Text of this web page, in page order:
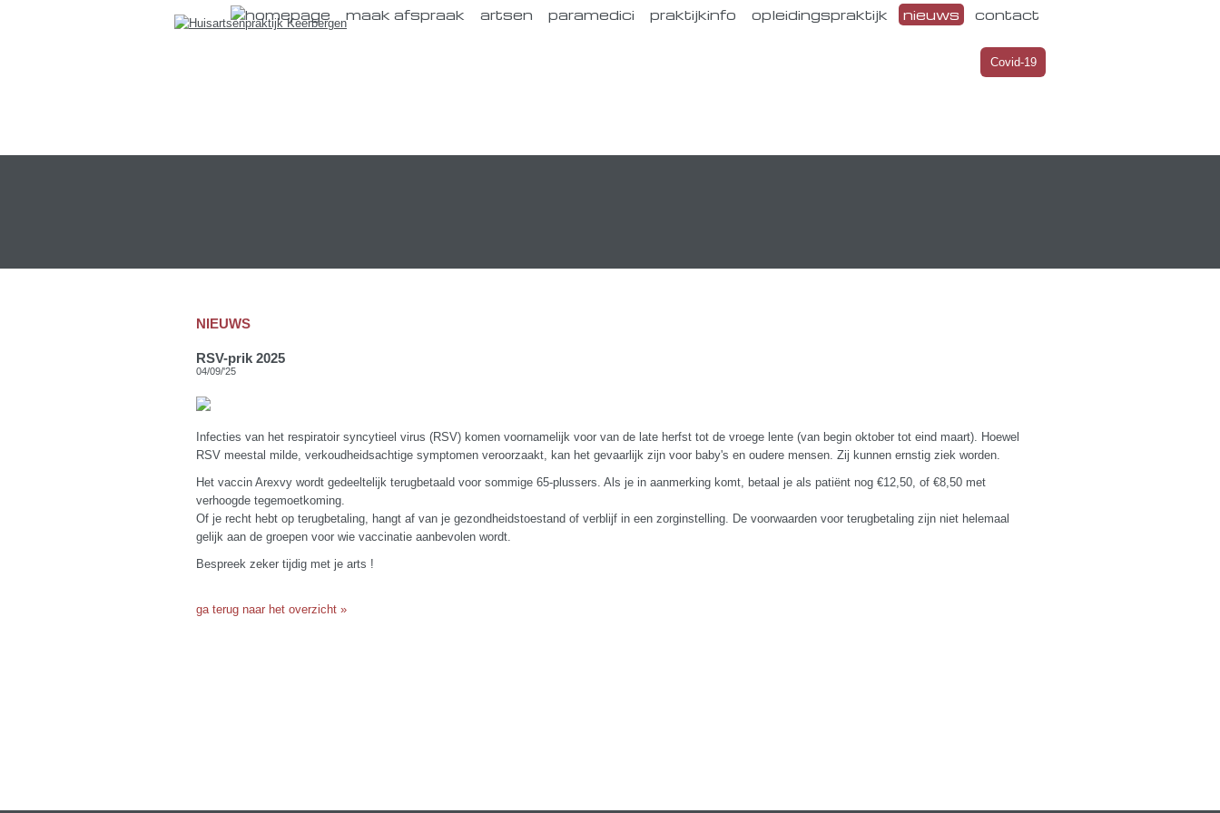
maak afspraak artsen paramedici praktijkinfo opleidingspraktijk nieuws contact
Covid-19
NIEUWS
RSV-prik 2025
04/09/'25
Infecties van het respiratoir syncytieel virus (RSV) komen voornamelijk voor van de late herfst tot de vroege lente (van begin oktober tot eind maart). Hoewel
RSV meestal milde, verkoudheidsachtige symptomen veroorzaakt, kan het gevaarlijk zijn voor baby's en oudere mensen. Zij kunnen ernstig ziek worden.
Het vaccin Arexvy wordt gedeeltelijk terugbetaald voor sommige 65-plussers. Als je in aanmerking komt, betaal je als patiënt nog €12,50, of €8,50 met
verhoogde tegemoetkoming.
Of je recht hebt op terugbetaling, hangt af van je gezondheidstoestand of verblijf in een zorginstelling. De voorwaarden voor terugbetaling zijn niet helemaal
gelijk aan de groepen voor wie vaccinatie aanbevolen wordt.
Bespreek zeker tijdig met je arts !
ga terug naar het overzicht »